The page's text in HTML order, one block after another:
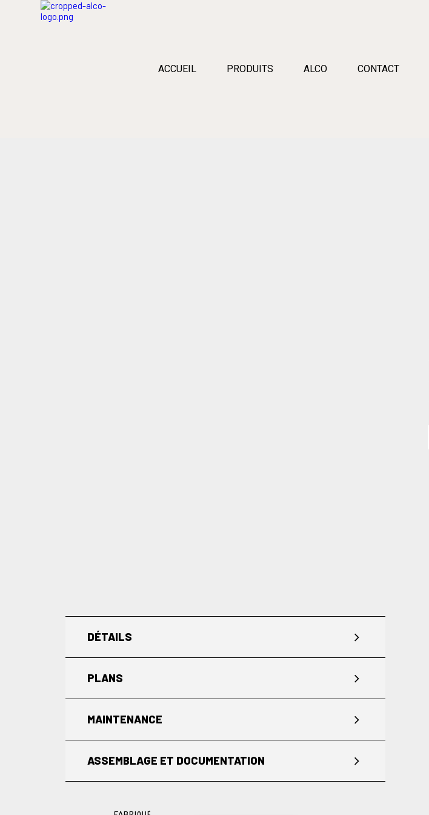
ACCUEIL PRODUITS ALCO CONTACT
DÉTAILS
PLANS
MAINTENANCE
ASSEMBLAGE ET DOCUMENTATION